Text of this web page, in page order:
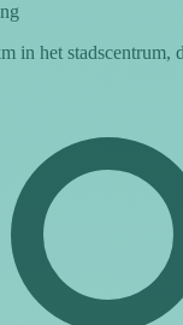
in het stadscentrum,